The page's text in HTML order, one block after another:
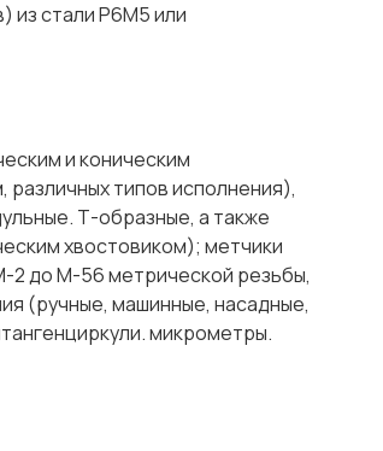
из стали Р6М5 или
и коническим
типов исполнения),
Т-образные, а также
хвостовиком); метчики
2 до М-56 метрической резьбы,
(ручные, машинные, насадные,
микрометры.